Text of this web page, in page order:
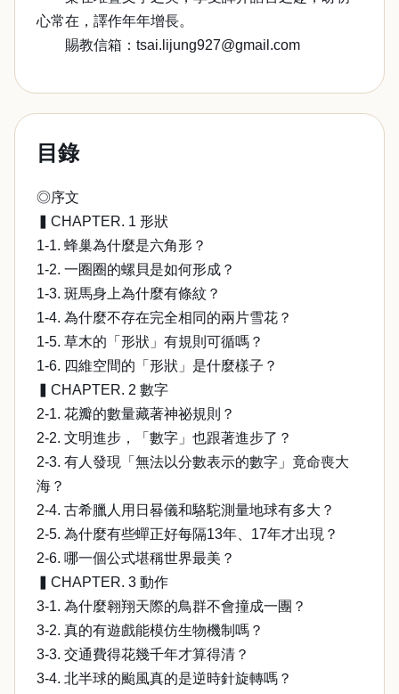
心常在，譯作年年增長。
賜教信箱：tsai.lijung927@gmail.com
目錄
◎序文
▍CHAPTER. 1 形狀
1-1. 蜂巢為什麼是六角形？
1-2. 一圈圈的螺貝是如何形成？
1-3. 斑馬身上為什麼有條紋？
1-4. 為什麼不存在完全相同的兩片雪花？
1-5. 草木的「形狀」有規則可循嗎？
1-6. 四維空間的「形狀」是什麼樣子？
▍CHAPTER. 2 數字
2-1. 花瓣的數量藏著神祕規則？
2-2. 文明進步，「數字」也跟著進步了？
2-3. 有人發現「無法以分數表示的數字」竟命喪大
海？
2-4. 古希臘人用日晷儀和駱駝測量地球有多大？
2-5. 為什麼有些蟬正好每隔13年、17年才出現？
2-6. 哪一個公式堪稱世界最美？
▍CHAPTER. 3 動作
3-1. 為什麼翱翔天際的鳥群不會撞成一團？
3-2. 真的有遊戲能模仿生物機制嗎？
3-3. 交通費得花幾千年才算得清？
3-4. 北半球的颱風真的是逆時針旋轉嗎？